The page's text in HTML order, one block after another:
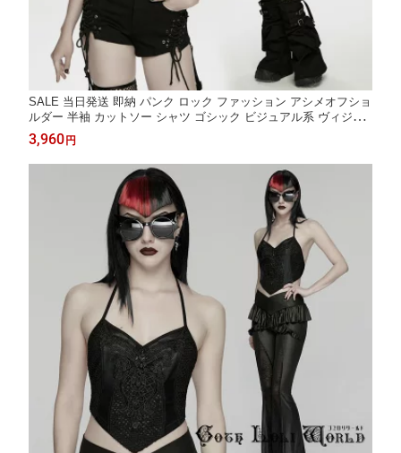
SALE 当日発送 即納 パンク ロック ファッション アシメオフショ
ルダー 半袖 カットソー シャツ ゴシック ビジュアル系 ヴィジュ
アル系 V系 地雷系 サブカル 個性的 ライブ衣装 舞台衣装 ステー
ジ衣装 イベント衣装 仮装 サイバー 衣装
3,960円